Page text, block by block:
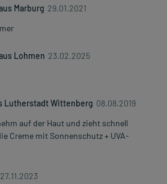
Marburg 29.01.2021
Lohmen 23.02.2025
Lutherstadt Wittenberg 08.08.2019
auf der Haut und zieht schnell
Creme mit Sonnenschutz + UVA-
27.11.2023